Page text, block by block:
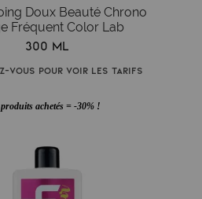
Doux Beauté Chrono
Fréquent Color Lab
300 ml
vous pour voir les tarifs
achetés = -30% !